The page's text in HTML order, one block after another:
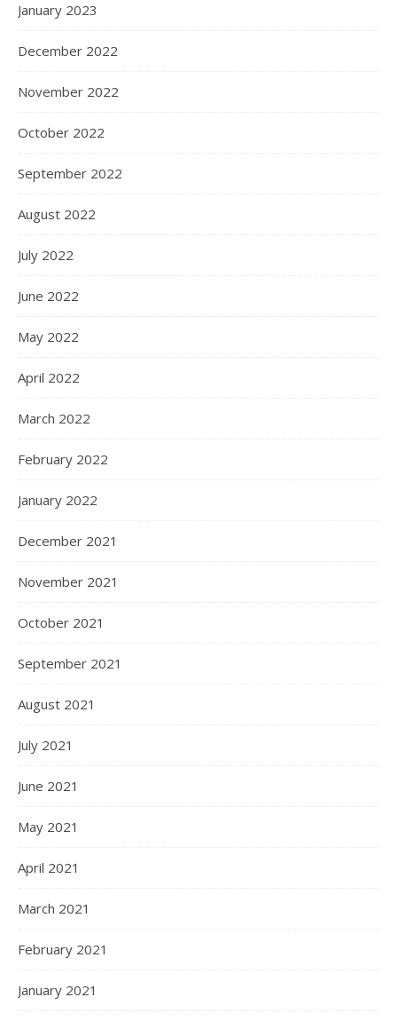
January 2023
December 2022
November 2022
October 2022
September 2022
August 2022
July 2022
June 2022
May 2022
April 2022
March 2022
February 2022
January 2022
December 2021
November 2021
October 2021
September 2021
August 2021
July 2021
June 2021
May 2021
April 2021
March 2021
February 2021
January 2021